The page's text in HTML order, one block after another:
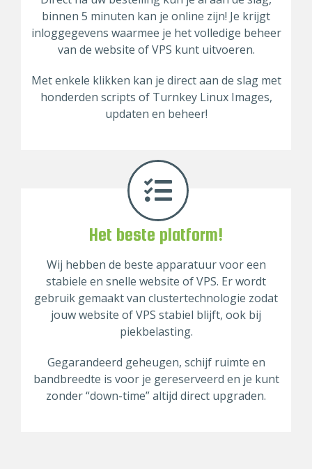
binnen 5 minuten kan je online zijn! Je krijgt
inloggegevens waarmee je het volledige beheer
van de website of VPS kunt uitvoeren.
Met enkele klikken kan je direct aan de slag met
honderden scripts of Turnkey Linux Images,
updaten en beheer!
Het beste platform!
Wij hebben de beste apparatuur voor een
stabiele en snelle website of VPS. Er wordt
gebruik gemaakt van clustertechnologie zodat
jouw website of VPS stabiel blijft, ook bij
piekbelasting.
Gegarandeerd geheugen, schijf ruimte en
bandbreedte is voor je gereserveerd en je kunt
zonder “down-time” altijd direct upgraden.